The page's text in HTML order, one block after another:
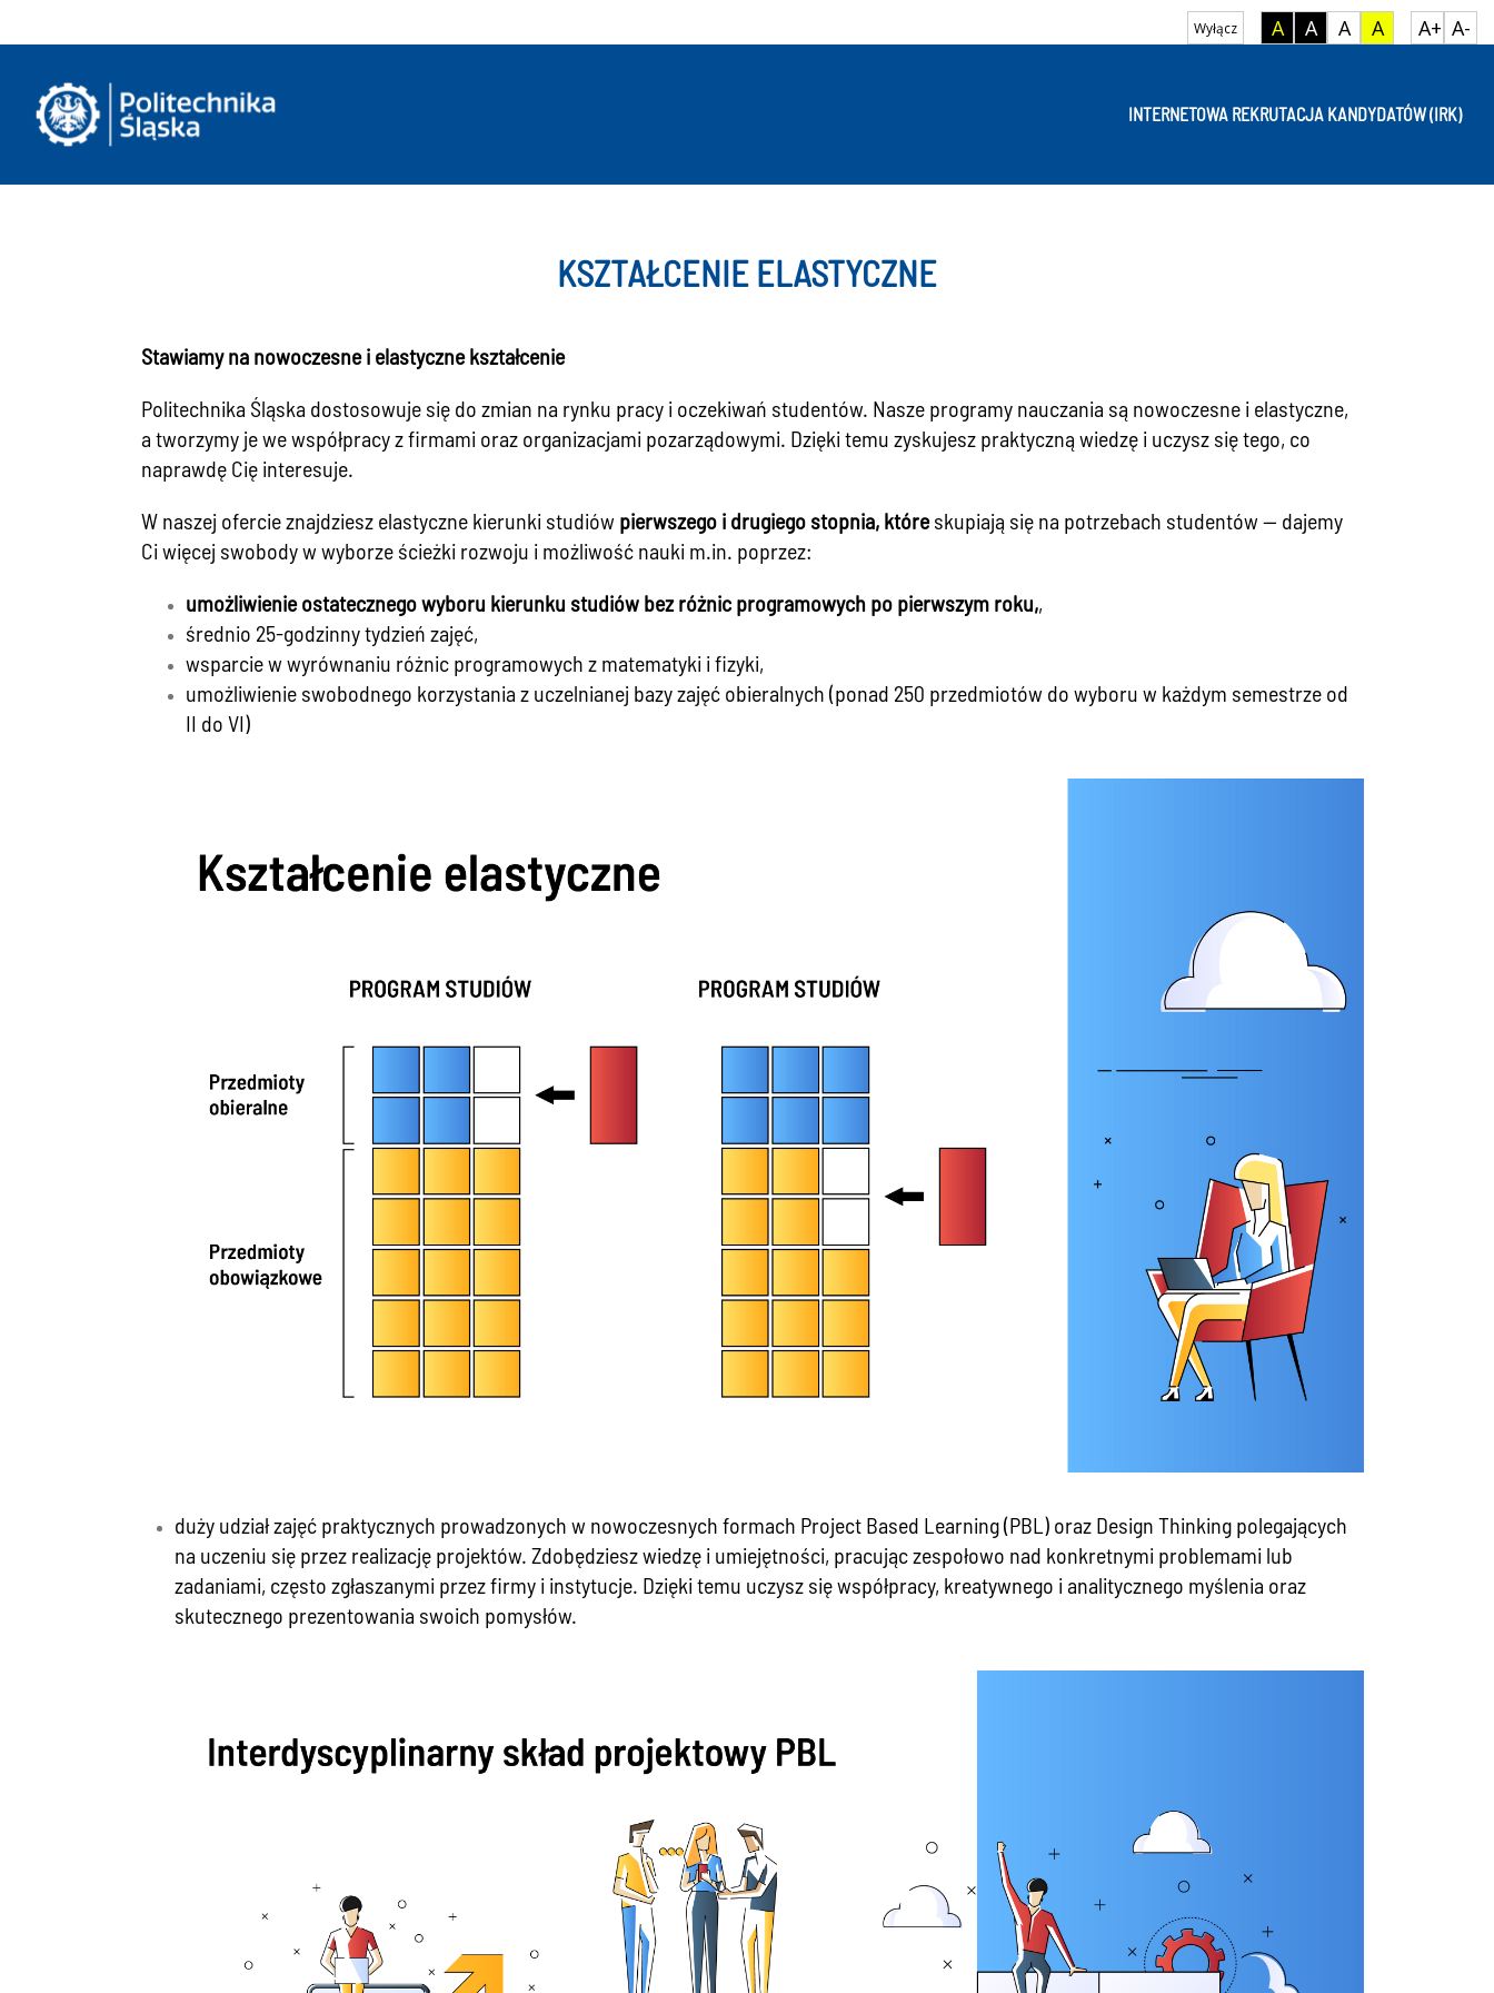
A-
A+
A
A
A
A
Wyłącz
INTERNETOWA REKRUTACJA KANDYDATÓW (IRK)
KSZTAŁCENIE ELASTYCZNE
Stawiamy na nowoczesne i elastyczne kształcenie
Politechnika Śląska dostosowuje się do zmian na rynku pracy i oczekiwań studentów. Nasze programy nauczania są nowoczesne i elastyczne,
a tworzymy je we współpracy z firmami oraz organizacjami pozarządowymi. Dzięki temu zyskujesz praktyczną wiedzę i uczysz się tego, co
naprawdę Cię interesuje.
W naszej ofercie znajdziesz elastyczne kierunki studiów pierwszego i drugiego stopnia, któreskupiają się na potrzebach studentów — dajemy
Ci więcej swobody w wyborze ścieżki rozwoju i możliwość nauki m.in. poprzez:
umożliwienie ostatecznego wyboru kierunku studiów bez różnic programowych po pierwszym roku,,
średnio 25-godzinny tydzień zajęć,
wsparcie w wyrównaniu różnic programowych z matematyki i fizyki,
umożliwienie swobodnego korzystania z uczelnianej bazy zajęć obieralnych (ponad 250 przedmiotów do wyboru w każdym semestrze od
II do VI)
duży udział zajęć praktycznych prowadzonych w nowoczesnych formach Project Based Learning (PBL) oraz Design Thinking polegających
na uczeniu się przez realizację projektów. Zdobędziesz wiedzę i umiejętności, pracując zespołowo nad konkretnymi problemami lub
zadaniami, często zgłaszanymi przez firmy i instytucje. Dzięki temu uczysz się współpracy, kreatywnego i analitycznego myślenia oraz
skutecznego prezentowania swoich pomysłów.